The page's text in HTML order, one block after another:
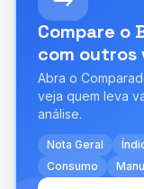
Compare o
com outros
Abra o
veja quem leva
análise.
Nota Geral
Consumo